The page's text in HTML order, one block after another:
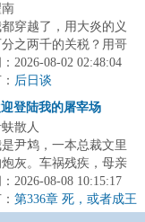
穿越了，用大炎的义
之两千的关税？用哥
没医保？无线上网还
专利费...
2026-08-02 02:48:04
后日谈
登陆我的屠宰场
散人
尹鸩，一本总裁文里
灰。车祸残疾，母亲
没有尊严的‘被消失’这
...
2026-08-08 10:15:17
第336章 死，或者成王